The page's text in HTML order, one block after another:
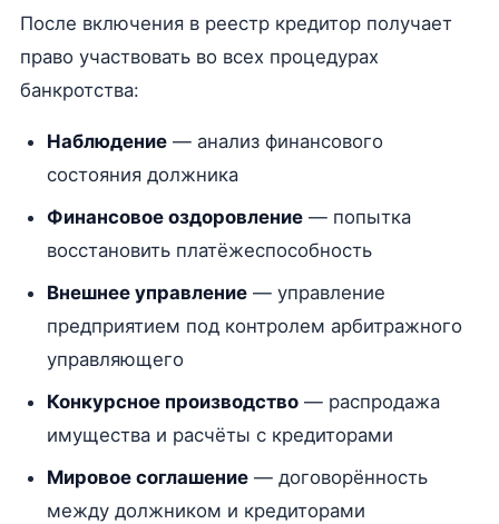
После включения в реестр кредитор получает
право участвовать во всех процедурах
банкротства:
Наблюдение— анализ финансового
состояния должника
Финансовое оздоровление— попытка
восстановить платёжеспособность
Внешнее управление— управление
предприятием под контролем арбитражного
управляющего
Конкурсное производство— распродажа
имущества и расчёты с кредиторами
Мировое соглашение— договорённость
между должником и кредиторами